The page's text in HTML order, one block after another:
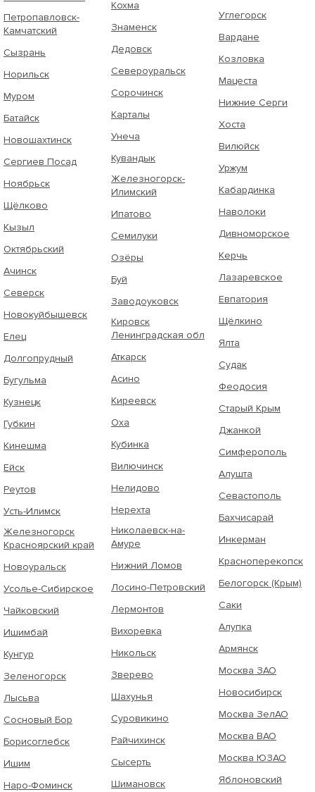
Петропавловск-
Камчатский
Сызрань
Норильск
Муром
Батайск
Новошахтинск
Сергиев Посад
Ноябрьск
Щёлково
Кызыл
Октябрьский
Ачинск
Северск
Новокуйбышевск
Елец
Долгопрудный
Бугульма
Кузнецк
Губкин
Кинешма
Ейск
Реутов
Усть-Илимск
Железногорск
Красноярский край
Новоуральск
Усолье-Сибирское
Чайковский
Ишимбай
Кунгур
Зеленогорск
Лысьва
Сосновый Бор
Борисоглебск
Ишим
Наро-Фоминск
Кохма
Знаменск
Дедовск
Североуральск
Сорочинск
Карталы
Унеча
Кувандык
Железногорск-
Илимский
Ипатово
Семилуки
Озёры
Буй
Заводоуковск
Кировск
Ленинградская обл
Аткарск
Асино
Киреевск
Оха
Кубинка
Вилючинск
Нелидово
Нерехта
Николаевск-на-
Амуре
Нижний Ломов
Лосино-Петровский
Лермонтов
Вихоревка
Никольск
Зверево
Шахунья
Суровикино
Райчихинск
Сысерть
Шимановск
Углегорск
Вардане
Козловка
Мацеста
Нижние Серги
Хоста
Вилюйск
Уржум
Кабардинка
Наволоки
Дивноморское
Керчь
Лазаревское
Евпатория
Щёлкино
Ялта
Судак
Феодосия
Старый Крым
Джанкой
Симферополь
Алушта
Севастополь
Бахчисарай
Инкерман
Красноперекопск
Белогорск (Крым)
Саки
Алупка
Армянск
Москва ЗАО
Новосибирск
Москва ЗелАО
Москва ВАО
Москва ЮЗАО
Яблоновский